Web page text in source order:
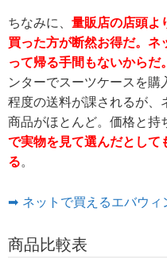
ちなみに、 量販店の店頭よ
買った方が断然お得だ。
って帰る手間もないからだ。
ンターでスーツケースを
程度の送料が課されるが、
商品がほとんど。価格と持
で実物を見て選んだとして
る。
➡ ネットで買えるエバウィ
商品比較表